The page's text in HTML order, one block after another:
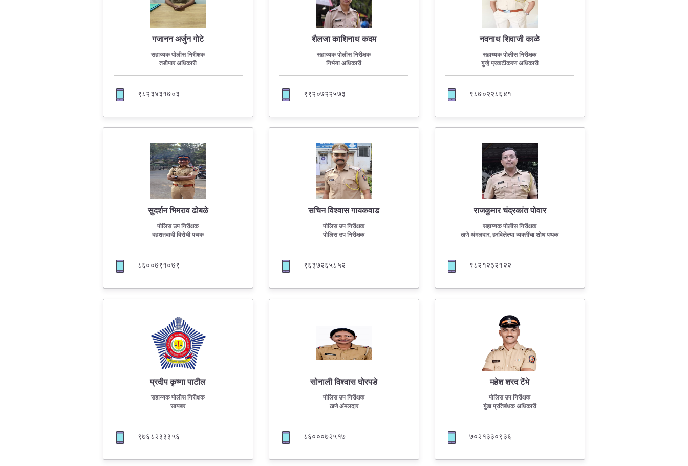
गजानन अर्जुन गोटे
सहाय्यक पोलीस निरीक्षक
तडीपार अधिकारी
९८२३४३१७०३
शैलजा काशिनाथ कदम
सहाय्यक पोलीस निरीक्षक
निर्भया अधिकारी
९९२०७२२५७३
नवनाथ शिवाजी काळे
सहाय्यक पोलीस निरीक्षक
गुन्हे प्रकटीकरण अधिकारी
९८७०२२८६४१
सुदर्शन भिमराव ढोबळे
पोलिस उप निरीक्षक
दहशतवादी विरोधी पथक
८६००७९१०७९
सचिन विश्वास गायकवाड
पोलिस उप निरीक्षक
पोलिस उप निरीक्षक
९६३७२६५८५२
राजकुमार चंद्रकांत पोवार
सहाय्यक पोलीस निरीक्षक
ठाणे अंमलदार, हरविलेल्या व्यक्तींचा शोध पथक
९८२१२३२१२२
प्रदीप कृष्णा पाटील
सहाय्यक पोलीस निरीक्षक
सायबर
९७६८२३३३५६
सोनाली विश्वास घोरपडे
पोलिस उप निरीक्षक
ठाणे अंमलदार
८६०००७२५१७
महेश शरद टेंभे
पोलिस उप निरीक्षक
गुंडा प्रतिबंधक अधिकारी
७०२१३३०९३६